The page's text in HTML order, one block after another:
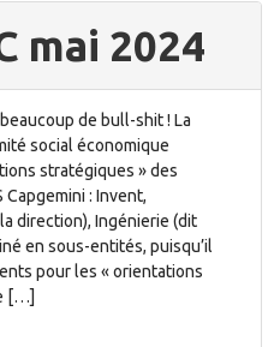
mai 2024
de bull-shit ! La
social économique
stratégiques » des
: Invent,
direction), Ingénierie (dit
en sous-entités, puisqu’il
pour les « orientations
[…]